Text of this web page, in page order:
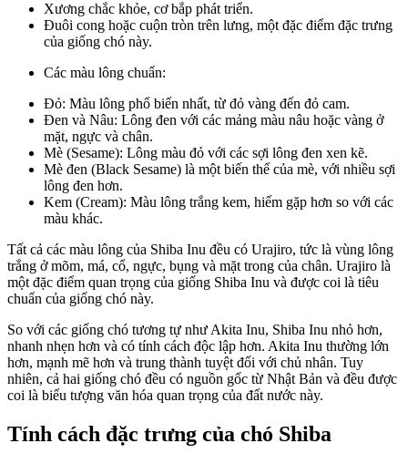
Xương chắc khỏe, cơ bắp phát triển.
Đuôi cong hoặc cuộn tròn trên lưng, một đặc điểm đặc trưng
của giống chó này.
Các màu lông chuẩn:
Đỏ: Màu lông phổ biến nhất, từ đỏ vàng đến đỏ cam.
Đen và Nâu: Lông đen với các mảng màu nâu hoặc vàng ở
mặt, ngực và chân.
Mè (Sesame): Lông màu đỏ với các sợi lông đen xen kẽ.
Mè đen (Black Sesame) là một biến thể của mè, với nhiều sợi
lông đen hơn.
Kem (Cream): Màu lông trắng kem, hiếm gặp hơn so với các
màu khác.
Tất cả các màu lông của Shiba Inu đều có Urajiro, tức là vùng lông
trắng ở mõm, má, cổ, ngực, bụng và mặt trong của chân. Urajiro là
một đặc điểm quan trọng của giống Shiba Inu và được coi là tiêu
chuẩn của giống chó này.
So với các giống chó tương tự như Akita Inu, Shiba Inu nhỏ hơn,
nhanh nhẹn hơn và có tính cách độc lập hơn. Akita Inu thường lớn
hơn, mạnh mẽ hơn và trung thành tuyệt đối với chủ nhân. Tuy
nhiên, cả hai giống chó đều có nguồn gốc từ Nhật Bản và đều được
coi là biểu tượng văn hóa quan trọng của đất nước này.
Tính cách đặc trưng của chó Shiba